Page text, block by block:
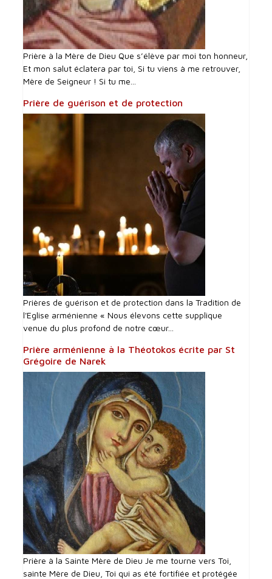
Prière à la Mère de Dieu Que s’élève par moi ton honneur,
Et mon salut éclatera par toi, Si tu viens à me retrouver,
Mère de Seigneur ! Si tu me...
Prière de guérison et de protection
Prières de guérison et de protection dans la Tradition de
l'Eglise arménienne « Nous élevons cette supplique
venue du plus profond de notre cœur...
Prière arménienne à la Théotokos écrite par St
Grégoire de Narek
Prière à la Sainte Mère de Dieu Je me tourne vers Toi,
sainte Mère de Dieu, Toi qui as été fortifiée et protégée